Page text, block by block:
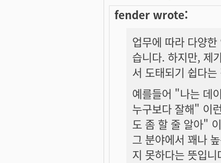
fender wrote:
업무에 따라 다양
습니다. 하지만, 제
서 도태되기 쉽다
예를들어 "나는 데
누구보다 잘해" 이
도 좀 할 줄 알아"
그 분야에서 꽤나
지 못하다는 뜻입니